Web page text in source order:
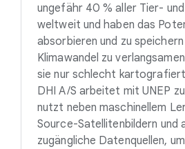
ungefähr 40 % aller Tier-
weltweit und haben das
absorbieren und zu
Klimawandel zu
sie nur schlecht
DHI A/S arbeitet mit UNEP
nutzt neben maschinellem
Source-Satellitenbildern und
zugängliche Datenquellen,